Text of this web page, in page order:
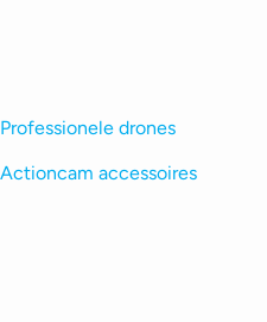
Professionele drones
Actioncam accessoires